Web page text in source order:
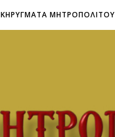
ΚΗΡΥΓΜΑΤΑ ΜΗΤΡΟΠΟΛΙΤΟΥ